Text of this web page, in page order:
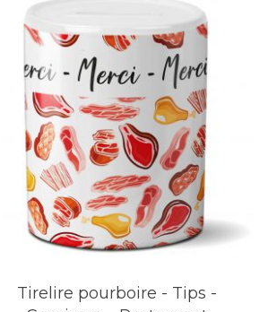
les employés.
établissement.
sur Decoho
pourboires bien choisie
variée de tirelires conçues
la solution parfaite pour
à votre espace !
Tirelire pourboire - Tips -